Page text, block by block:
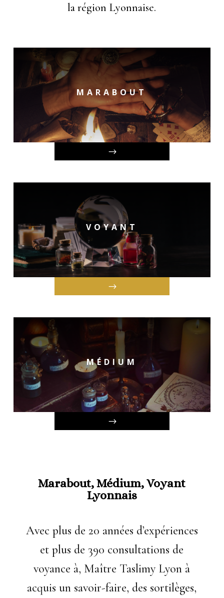
la région Lyonnaise.
MARABOUT
VOYANT
MÉDIUM
Marabout, Médium, Voyant
Lyonnais
Avec plus de 20 années d’expériences
et plus de 390 consultations de
voyance à, Maître Taslimy Lyon à
acquis un savoir-faire, des sortilèges,